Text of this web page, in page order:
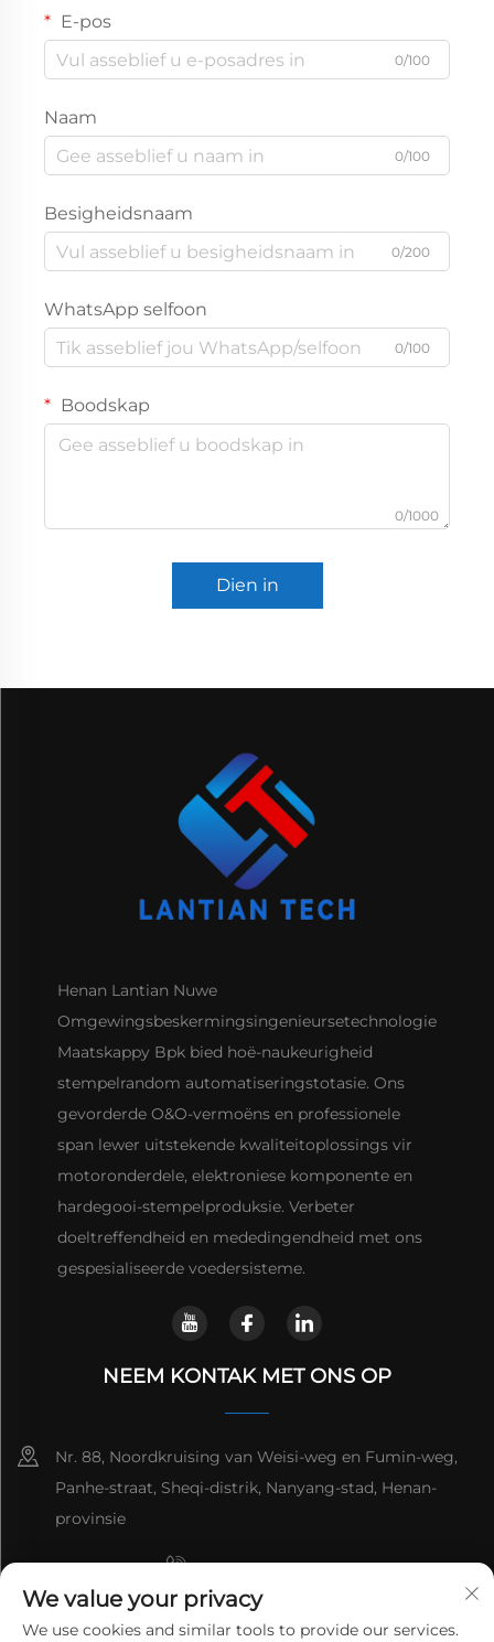
E-pos
0/100
Naam
0/100
Besigheidsnaam
0/200
WhatsApp selfoon
0/100
Boodskap
0/1000
Dien in
Henan Lantian Nuwe
Omgewingsbeskermingsingenieursetechnologie
Maatskappy Bpk bied hoë-naukeurigheid
stempelrandom automatiseringstotasie. Ons
gevorderde O&O-vermoëns en professionele
span lewer uitstekende kwaliteitoplossings vir
motoronderdele, elektroniese komponente en
hardegooi-stempelproduksie. Verbeter
doeltreffendheid en mededingendheid met ons
gespesialiseerde voedersisteme.
NEEM KONTAK MET ONS OP
Nr. 88, Noordkruising van Weisi-weg en Fumin-weg,
Panhe-straat, Sheqi-distrik, Nanyang-stad, Henan-
provinsie
+8615993153189
+86-13137795975
We value your privacy
We use cookies and similar tools to provide our services.